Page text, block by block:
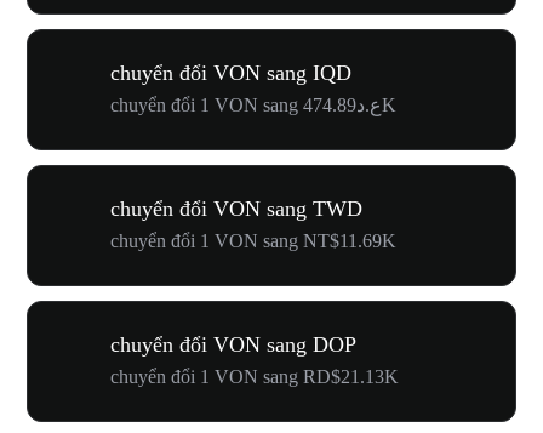
chuyển đổi VON sang IQD
chuyển đổi 1 VON sang ع.د474.89K
chuyển đổi VON sang TWD
chuyển đổi 1 VON sang NT$11.69K
chuyển đổi VON sang DOP
chuyển đổi 1 VON sang RD$21.13K